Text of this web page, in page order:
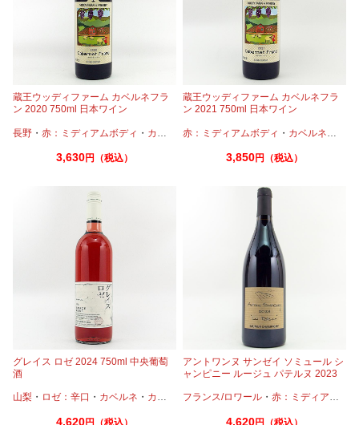
蔵王ウッディファーム カベルネフラ
ン 2020 750ml 日本ワイン
長野 ・ 赤：ミディアムボディ ・ カベルネフラン
3,630円（税込）
蔵王ウッディファーム カベルネフラ
ン 2021 750ml 日本ワイン
赤：ミディアムボディ ・ カベルネフラン
3,850円（税込）
グレイス ロゼ 2024 750ml 中央葡萄
酒
山梨 ・ ロゼ：辛口 ・ カベルネ ・ カベルネフラン ・プティヴェルド ・メルロー
4,620円（税込）
アントワンヌ サンゼイ ソミュール シ
ャンピニー ルージュ パテルヌ 2023
フランス/ロワール ・赤：ミディアムボディ
4,620円（税込）